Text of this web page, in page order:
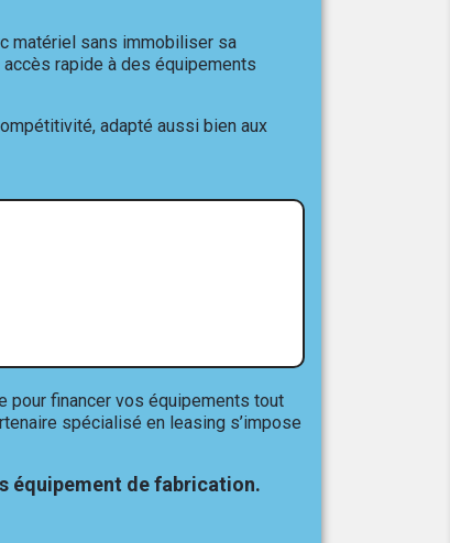
matériel sans immobiliser sa
rapide à des équipements
adapté aussi bien aux
pour financer vos équipements tout
spécialisé en leasing s’impose
équipement de fabrication.